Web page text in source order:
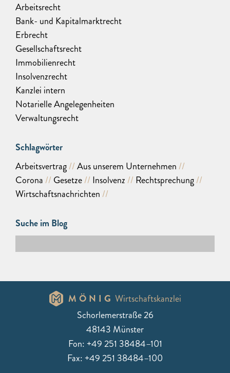
Arbeitsrecht
Bank- und Kapitalmarktrecht
Erbrecht
Gesellschaftsrecht
Immobilienrecht
Insolvenzrecht
Kanzlei intern
Notarielle Angelegenheiten
Verwaltungsrecht
Schlagwörter
Arbeitsvertrag
Aus unserem Unternehmen
Corona
Gesetze Insolvenz
Rechtsprechung
Wirtschaftsnachrichten
Suche im Blog
MÖNIG Wirtschaftskanzlei
Schorlemerstraße 26
48143 Münster
Fon: +49 251 38484–101
Fax: +49 251 38484–100